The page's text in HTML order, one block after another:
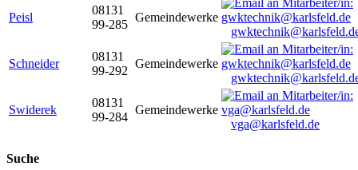
Peisl
08131
99-285
Gemeindewerke
Schneider
08131
99-292
Gemeindewerke
Swiderek
08131
99-284
Gemeindewerke
vga@karlsfeld.de
Suche